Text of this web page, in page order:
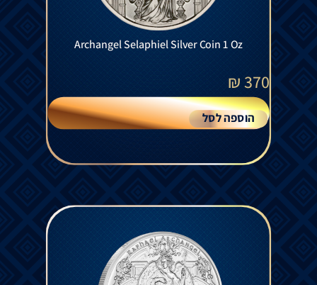
Archangel Selaphiel Silver Coin 1 Oz
370
₪
הוספה לסל